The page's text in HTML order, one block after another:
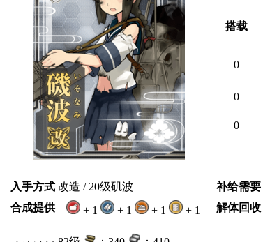
搭载
0
0
0
入手方式 改造 / 20级矶波 补给需要
合成提供
+ 1 + 1 + 1 + 1 解体回收